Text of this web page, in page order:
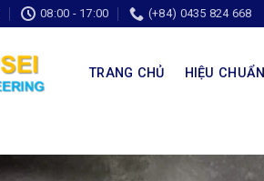
08:00 - 17:00 (+84) 0435 824 668
TRANG CHỦ HIỆU CHUẨN